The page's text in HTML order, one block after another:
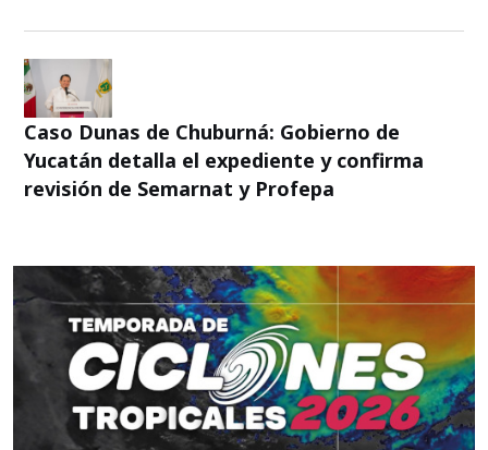
Caso Dunas de Chuburná: Gobierno de
Yucatán detalla el expediente y confirma
revisión de Semarnat y Profepa